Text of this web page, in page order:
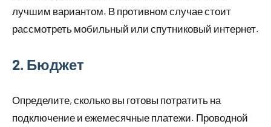
лучшим вариантом. В противном случае стоит
рассмотреть мобильный или спутниковый интернет.
2. Бюджет
Определите, сколько вы готовы потратить на
подключение и ежемесячные платежи. Проводной